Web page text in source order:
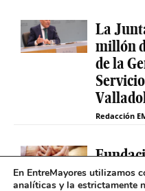
La
millón
de la
Redacción
6.000
En EntreMayores utilizamos
analíticas y la estrictamente